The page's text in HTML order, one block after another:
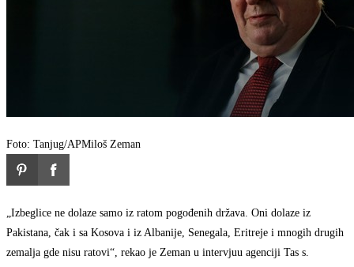
Foto: Tanjug/APMiloš Zeman
„Izbeglice ne dolaze samo iz ratom pogođenih država. Oni dolaze iz
Pakistana, čak i sa Kosova i iz Albanije, Senegala, Eritreje i mnogih drugih
zemalja gde nisu ratovi“, rekao je Zeman u intervjuu agenciji Tas s.